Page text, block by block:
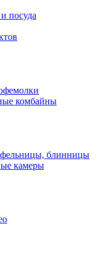
посуда
комбайны
блинницы
камеры